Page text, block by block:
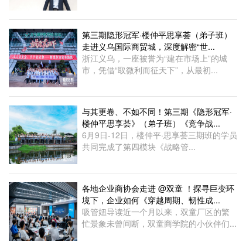
第三期隐形冠军·楼仲平思享荟（弟子班）
走进义乌国际商贸城，深度解密“世...
浙江义乌，一座被誉为“建在市场上”的城
市，凭借“取微利而征天下”，从最初...
与其更卷、不如不同！第三期《隐形冠军·
楼仲平思享荟》（弟子班）《竞争战...
6月9日-12日，楼仲平·思享荟三期班的学员
共同完成了第四模块《战略管...
各地企业商协会走进 @双童 ！探寻巨变环
境下，企业如何《穿越周期、韧性成...
吸管妞导读近一个月以来，双童厂区的繁
忙景象未曾间断，双童商学院的小伙伴们...